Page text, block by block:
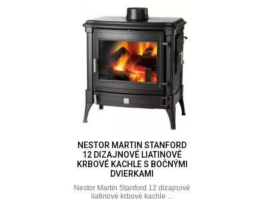
NESTOR MARTIN STANFORD
12 DIZAJNOVÉ LIATINOVÉ
KRBOVÉ KACHLE S BOČNÝMI
DVIERKAMI
Nestor Martin Stanford 12 dizajnové
liatinové krbové kachle ...